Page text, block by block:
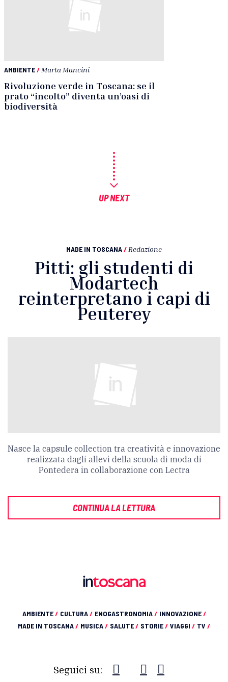
AMBIENTE/ Marta Mancini
Rivoluzione verde in Toscana: se il
prato “incolto” diventa un’oasi di
biodiversità
UP NEXT
MADE IN TOSCANA/ Redazione
Pitti: gli studenti di
Modartech
reinterpretano i capi di
Peuterey
Nasce la capsule collection tra creatività e innovazione
realizzata dagli allevi della scuola di moda di
Pontedera in collaborazione con Lectra
CONTINUA LA LETTURA
AMBIENTE/ CULTURA/ ENOGASTRONOMIA/ INNOVAZIONE/
MADE IN TOSCANA/ MUSICA/ SALUTE/ STORIE/ VIAGGI / TV /
Seguici su: